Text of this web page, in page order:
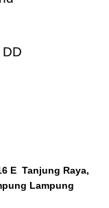
E Tanjung Raya,
Lampung